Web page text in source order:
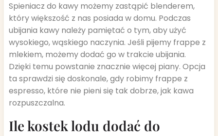
Spieniacz do kawy możemy zastąpić blenderem,
który większość z nas posiada w domu. Podczas
ubijania kawy należy pamiętać o tym, aby użyć
wysokiego, wąskiego naczynia. Jeśli pijemy frappe z
mlekiem, możemy dodać go w trakcie ubijania.
Dzięki temu powstanie znacznie więcej piany. Opcja
ta sprawdzi się doskonale, gdy robimy frappe z
espresso, które nie pieni się tak dobrze, jak kawa
rozpuszczalna.
Ile kostek lodu dodać do